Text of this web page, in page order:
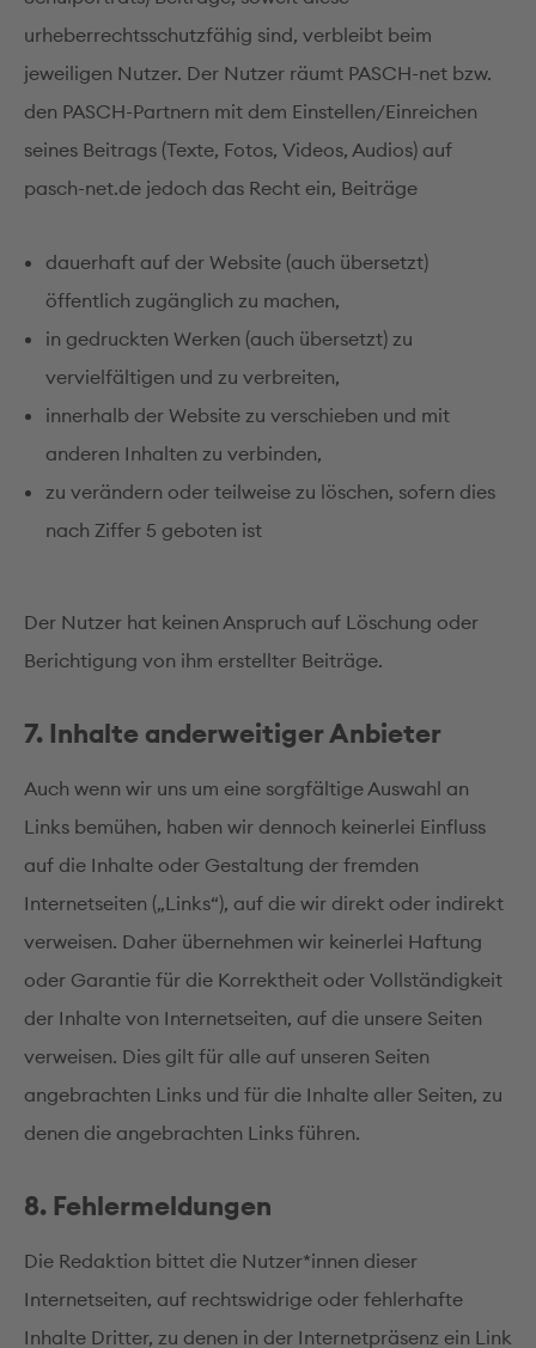
urheberrechtsschutzfähig sind, verbleibt beim
jeweiligen Nutzer. Der Nutzer räumt PASCH-net bzw.
den PASCH-Partnern mit dem Einstellen/Einreichen
seines Beitrags (Texte, Fotos, Videos, Audios) auf
pasch-net.de jedoch das Recht ein, Beiträge
dauerhaft auf der Website (auch übersetzt)
öffentlich zugänglich zu machen,
in gedruckten Werken (auch übersetzt) zu
vervielfältigen und zu verbreiten,
innerhalb der Website zu verschieben und mit
anderen Inhalten zu verbinden,
zu verändern oder teilweise zu löschen, sofern dies
nach Ziffer 5 geboten ist
Der Nutzer hat keinen Anspruch auf Löschung oder
Berichtigung von ihm erstellter Beiträge.
7. Inhalte anderweitiger Anbieter
Auch wenn wir uns um eine sorgfältige Auswahl an
Links bemühen, haben wir dennoch keinerlei Einfluss
auf die Inhalte oder Gestaltung der fremden
Internetseiten („Links“), auf die wir direkt oder indirekt
verweisen. Daher übernehmen wir keinerlei Haftung
oder Garantie für die Korrektheit oder Vollständigkeit
der Inhalte von Internetseiten, auf die unsere Seiten
verweisen. Dies gilt für alle auf unseren Seiten
angebrachten Links und für die Inhalte aller Seiten, zu
denen die angebrachten Links führen.
8. Fehlermeldungen
Die Redaktion bittet die Nutzer*innen dieser
Internetseiten, auf rechtswidrige oder fehlerhafte
Inhalte Dritter, zu denen in der Internetpräsenz ein Link